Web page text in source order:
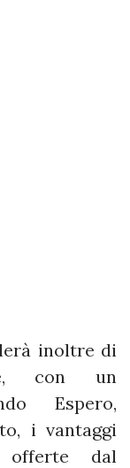
inoltre di
con un
Espero,
i vantaggi
dal